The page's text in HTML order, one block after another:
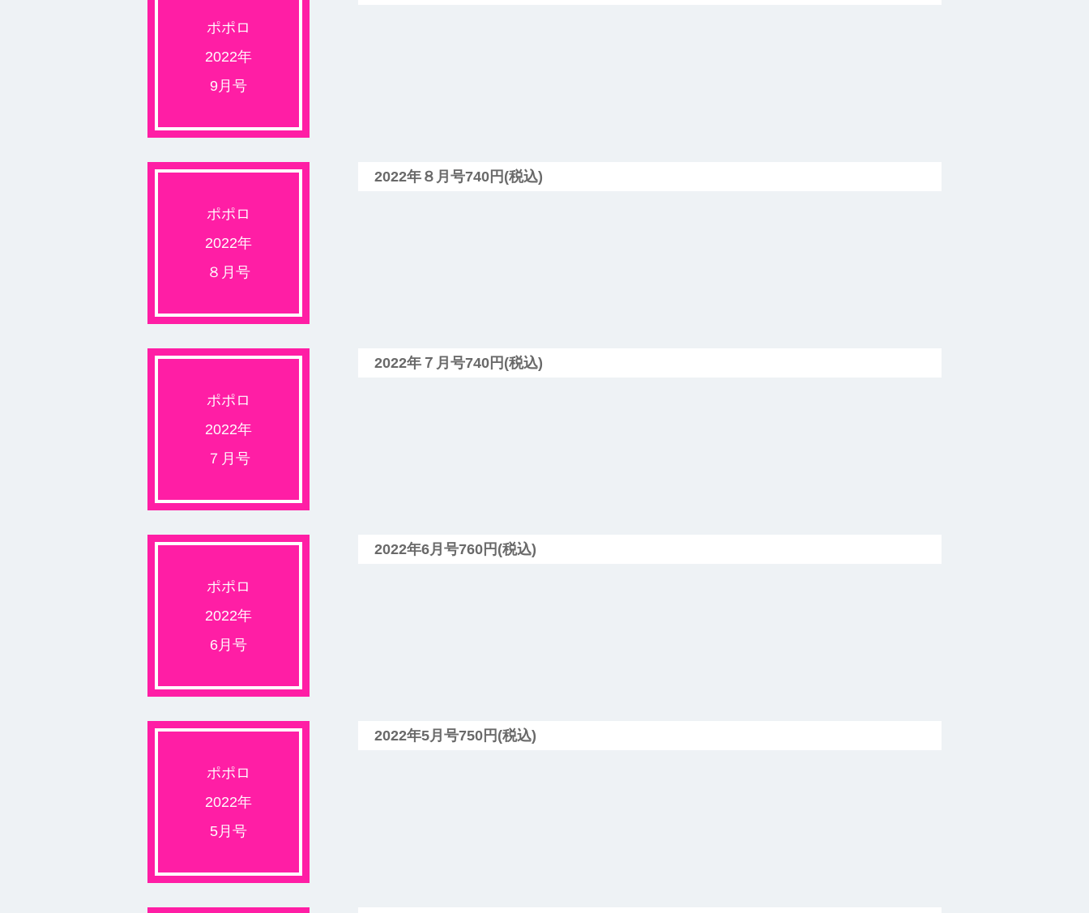
ポポロ
2022年
9月号
ポポロ
2022年
８月号
2022年８月号740円(税込)
ポポロ
2022年
７月号
2022年７月号740円(税込)
ポポロ
2022年
6月号
2022年6月号760円(税込)
ポポロ
2022年
5月号
2022年5月号750円(税込)